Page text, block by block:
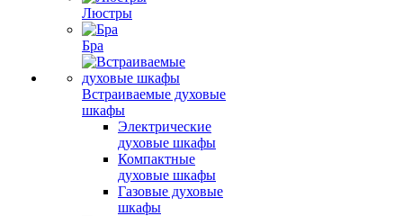
Люстры
Бра
Встраиваемые духовые
шкафы
Электрические
духовые шкафы
Компактные
духовые шкафы
Газовые духовые
шкафы